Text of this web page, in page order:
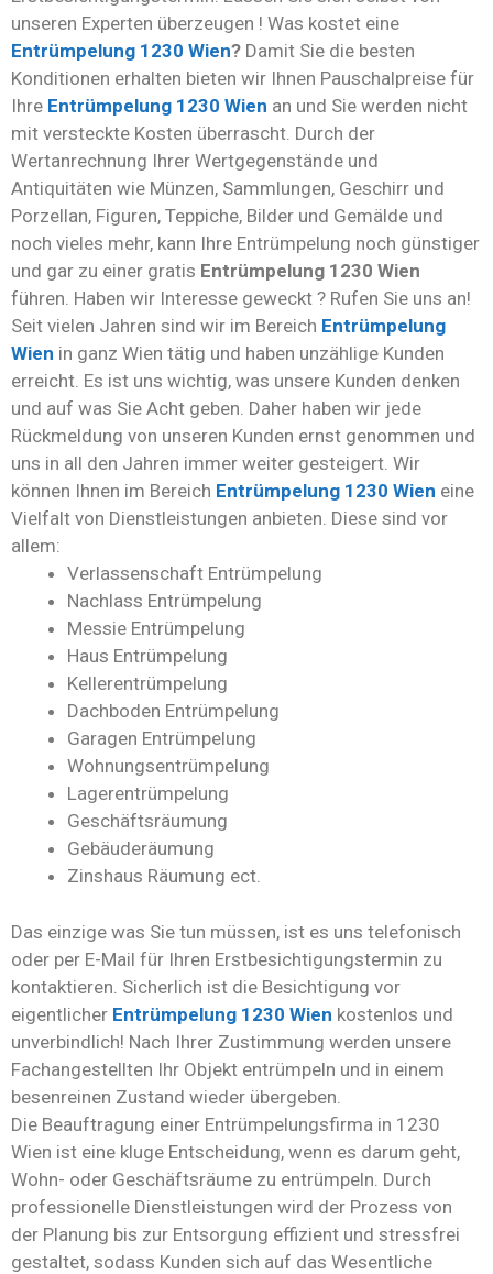
unseren Experten überzeugen ! Was kostet eine
Entrümpelung 1230 Wien? Damit Sie die besten
Konditionen erhalten bieten wir Ihnen Pauschalpreise für
Ihre Entrümpelung 1230 Wien an und Sie werden nicht
mit versteckte Kosten überrascht. Durch der
Wertanrechnung Ihrer Wertgegenstände und
Antiquitäten wie Münzen, Sammlungen, Geschirr und
Porzellan, Figuren, Teppiche, Bilder und Gemälde und
noch vieles mehr, kann Ihre Entrümpelung noch günstiger
und gar zu einer gratis Entrümpelung 1230 Wien
führen. Haben wir Interesse geweckt ? Rufen Sie uns an!
Seit vielen Jahren sind wir im Bereich Entrümpelung
Wien in ganz Wien tätig und haben unzählige Kunden
erreicht. Es ist uns wichtig, was unsere Kunden denken
und auf was Sie Acht geben. Daher haben wir jede
Rückmeldung von unseren Kunden ernst genommen und
uns in all den Jahren immer weiter gesteigert. Wir
können Ihnen im Bereich Entrümpelung 1230 Wien eine
Vielfalt von Dienstleistungen anbieten. Diese sind vor
allem:
Verlassenschaft Entrümpelung
Nachlass Entrümpelung
Messie Entrümpelung
Haus Entrümpelung
Kellerentrümpelung
Dachboden Entrümpelung
Garagen Entrümpelung
Wohnungsentrümpelung
Lagerentrümpelung
Geschäftsräumung
Gebäuderäumung
Zinshaus Räumung ect.
Das einzige was Sie tun müssen, ist es uns telefonisch
oder per E-Mail für Ihren Erstbesichtigungstermin zu
kontaktieren. Sicherlich ist die Besichtigung vor
eigentlicher Entrümpelung 1230 Wien kostenlos und
unverbindlich! Nach Ihrer Zustimmung werden unsere
Fachangestellten Ihr Objekt entrümpeln und in einem
besenreinen Zustand wieder übergeben.
Die Beauftragung einer Entrümpelungsfirma in 1230
Wien ist eine kluge Entscheidung, wenn es darum geht,
Wohn- oder Geschäftsräume zu entrümpeln. Durch
professionelle Dienstleistungen wird der Prozess von
der Planung bis zur Entsorgung effizient und stressfrei
gestaltet, sodass Kunden sich auf das Wesentliche